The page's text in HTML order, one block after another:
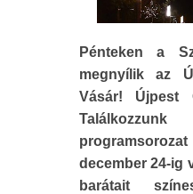
Pénteken a
megnyílik az
Vásár! Újpest
december 24-ig
barátait